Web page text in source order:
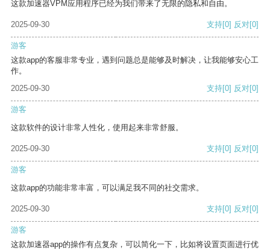
这款加速器VPM应用程序已经为我们带来了无限的隐私和自由。
2025-09-30 支持[0] 反对[0]
游客
这款app的客服非常专业，遇到问题总是能够及时解决，让我能够安心工
作。
2025-09-30
支持[0] 反对[0]
游客
这款软件的设计非常人性化，使用起来非常舒服。
2025-09-30 支持[0] 反对[0]
游客
这款app的功能非常丰富，可以满足我不同的社交需求。
2025-09-30 支持[0] 反对[0]
游客
这款加速器app的操作有点复杂，可以简化一下，比如将设置页面进行优